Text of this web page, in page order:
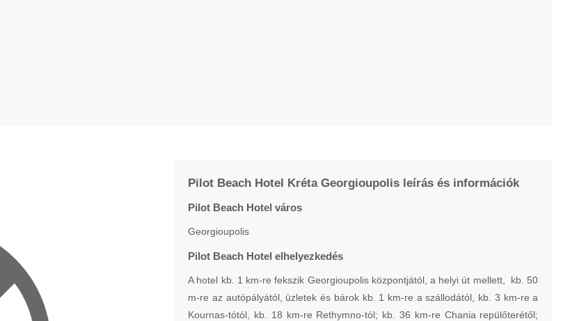
Pilot Beach Hotel Kréta Georgioupolis leírás és információk
Pilot Beach Hotel város
Georgioupolis
Pilot Beach Hotel elhelyezkedés
A hotel kb. 1 km-re fekszik Georgioupolis központjától, a helyi út mellett, kb. 50
m-re az autópályától, üzletek és bárok kb. 1 km-re a szállodától, kb. 3 km-re a
Kournas-tótól, kb. 18 km-re Rethymno-tól; kb. 36 km-re Chania repülőterétől;